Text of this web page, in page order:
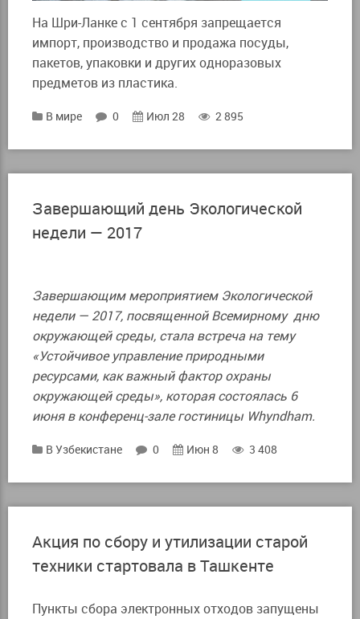
На Шри-Ланке с 1 сентября запрещается
импорт, производство и продажа посуды,
пакетов, упаковки и других одноразовых
предметов из пластика.
В мире 0 Июл 28 2 895
Завершающий день Экологической
недели — 2017
Завершающим мероприятием Экологической
недели — 2017, посвященной Всемирному дню
окружающей среды, стала встреча на тему
«Устойчивое управление природными
ресурсами, как важный фактор охраны
окружающей среды», которая состоялась 6
июня в конференц-зале гостиницы Whyndham.
В Узбекистане 0 Июн 8 3 408
Акция по сбору и утилизации старой
техники стартовала в Ташкенте
Пункты сбора электронных отходов запущены